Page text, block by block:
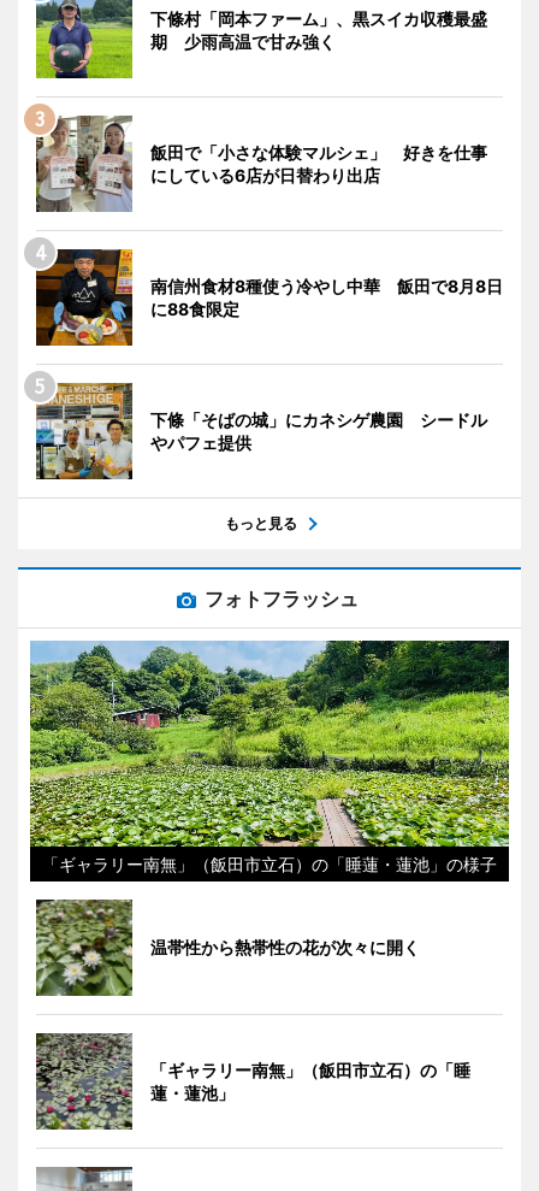
下條村「岡本ファーム」、黒スイカ収穫最盛
期 少雨高温で甘み強く
飯田で「小さな体験マルシェ」 好きを仕事
にしている6店が日替わり出店
南信州食材8種使う冷やし中華 飯田で8月8日
に88食限定
下條「そばの城」にカネシゲ農園 シードル
やパフェ提供
もっと見る
フォトフラッシュ
「ギャラリー南無」（飯田市立石）の「睡蓮・蓮池」の様子
温帯性から熱帯性の花が次々に開く
「ギャラリー南無」（飯田市立石）の「睡
蓮・蓮池」